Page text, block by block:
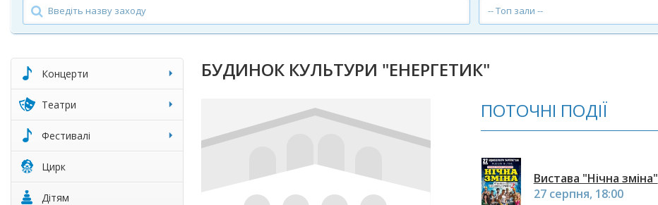
-- Топ зали --
Концерти
Театри
Фестивалі
Цирк
Дітям
БУДИНОК КУЛЬТУРИ "ЕНЕРГЕТИК"
ПОТОЧНІ ПОДІЇ
Вистава "Нічна зміна"
27 серпня, 18:00